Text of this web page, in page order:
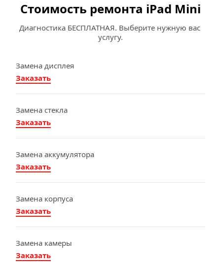
Стоимость ремонта iPad Mini
Диагностика БЕСПЛАТНАЯ. Выберите нужную вас
услугу.
Замена дисплея
Заказать
Замена стекла
Заказать
Замена аккумулятора
Заказать
Замена корпуса
Заказать
Замена камеры
Заказать